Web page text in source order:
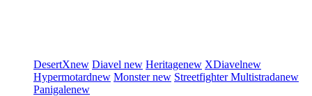
DesertXnew Diavel new Heritagenew XDiavelnew
Hypermotardnew Monsternew StreetfighterMultistradanew
Panigalenew